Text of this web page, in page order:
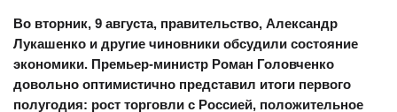
Во вторник, 9 августа, правительство, Александр
Лукашенко и другие чиновники обсудили состояние
экономики. Премьер-министр Роман Головченко
довольно оптимистично представил итоги первого
полугодия: рост торговли с Россией, положительное